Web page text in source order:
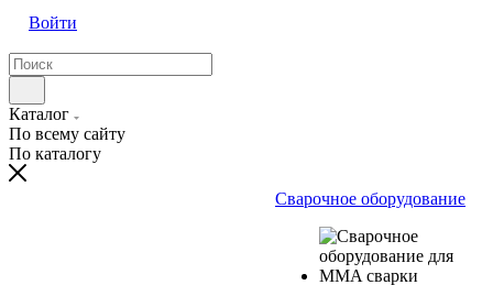
Войти
Каталог
По всему сайту
По каталогу
Сварочное оборудование